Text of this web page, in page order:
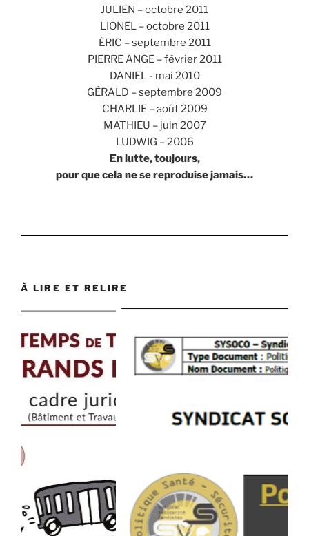
JULIEN – octobre 2011
LIONEL – octobre 2011
ÉRIC – septembre 2011
PIERRE ANGE – février 2011
DANIEL - mai 2010
GÉRALD – septembre 2009
CHARLIE – août 2009
MATHIEU – juin 2007
LUDWIG – 2006
En lutte, toujours,
pour que cela ne se reproduise jamais…
À LIRE ET RELIRE